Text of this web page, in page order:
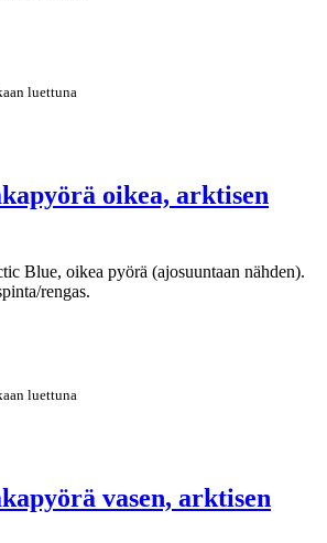
luettuna
oikea, arktisen
Blue, oikea pyörä (ajosuuntaan nähden).
rengas.
luettuna
vasen, arktisen